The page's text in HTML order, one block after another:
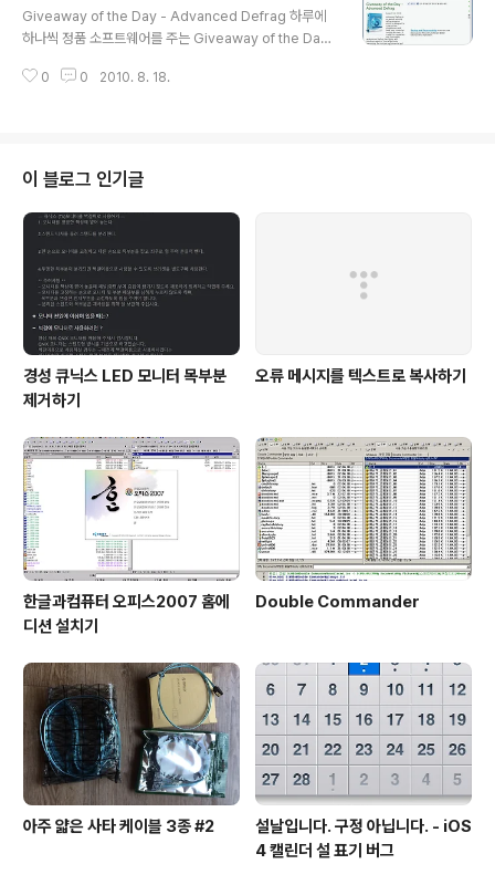
(CC-BY-NC-ND) 2.0 라이선스에 따라 비상업적 용도로
수정하지 않고 이용해 주십시오. 프로그램 설명 Aiseesof
램은 정말로 모든 기능을 갖춘 블루레이 리퍼로서, 블루레
Giveaway of the Day - Advanced Defrag 하루에
하나씩 정품 소프트웨어를 주는 Giveaway of the Day
프로그램을 준다고 합니다. 참고 1 : 여기에 나온 설명문은
ND) 2.0 라이선스에 따라 비상업적 용도로 수정하지 않고
이용해 주십시오. 참고 2 : 맬웨어/로그 소프트웨어 경고(C
aution Malware/rogue software) - Caution regar
ding Advanced Defrag (August 18, 20..
0 0 2010. 8. 18.
이 블로그 인기글
경성 큐닉스 LED 모니터 목부분
제거하기
오류 메시지를 텍스트로 복사하기
한글과컴퓨터 오피스2007 홈에
디션 설치기
Double Commander
아주 얇은 사타 케이블 3종 #2
설날입니다. 구정 아닙니다. - iOS
4 캘린더 설 표기 버그